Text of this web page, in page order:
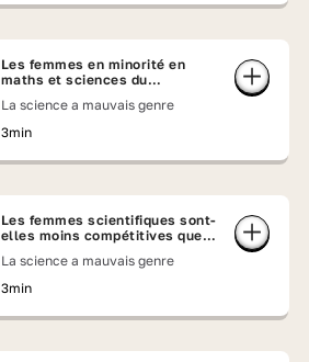
Les femmes en minorité en
maths et sciences du
La science a mauvais genre
3min
Les femmes scientifiques sont-
elles moins compétitives que
La science a mauvais genre
3min